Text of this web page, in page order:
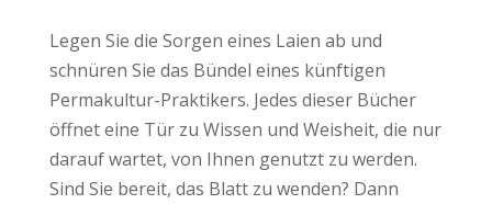
Legen Sie die Sorgen eines Laien ab und
schnüren Sie das Bündel eines künftigen
Permakultur-Praktikers. Jedes dieser Bücher
öffnet eine Tür zu Wissen und Weisheit, die nur
darauf wartet, von Ihnen genutzt zu werden.
Sind Sie bereit, das Blatt zu wenden? Dann